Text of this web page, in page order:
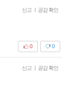
신고 | 공감 확인
0
0
신고 | 공감 확인